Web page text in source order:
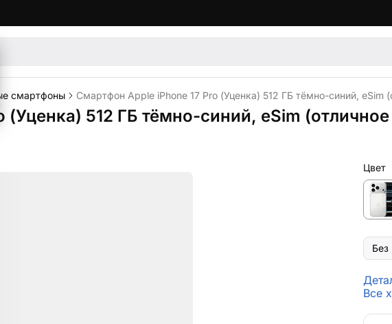
смартфоны Смартфон Apple iPhone 17 Pro (Уценка) 512 ГБ тёмно-синий, eSim
512 ГБ тёмно-синий, eSim
Цвет
Без
Все